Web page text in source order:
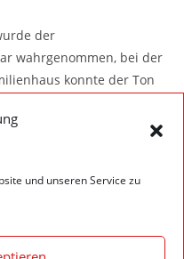
und unseren Service zu
der
wahrgenommen, bei der
konnte der Ton
in Stellung
Feuer und Rauch und
der ausgelöste
der Feuerwehr nötig.